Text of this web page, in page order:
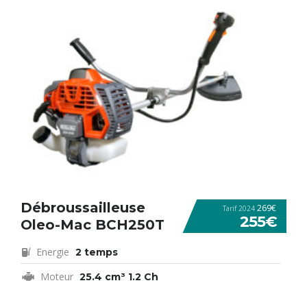
Tarif 2024 269€
255€
Débroussailleuse
Oleo-Mac BCH250T
Energie 2 temps
Moteur 25.4 cm³ 1.2 Ch